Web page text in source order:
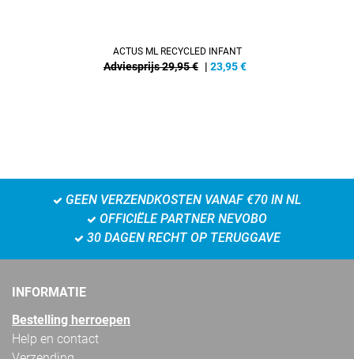
ACTUS ML RECYCLED INFANT
Adviesprijs 29,95 € | 23,95€
GEEN VERZENDKOSTEN VANAF €70 IN NL
OFFICIËLE PARTNER NEVOBO
30 DAGEN RECHT OP TERUGGAVE
INFORMATIE
Bestelling herroepen
Help en contact